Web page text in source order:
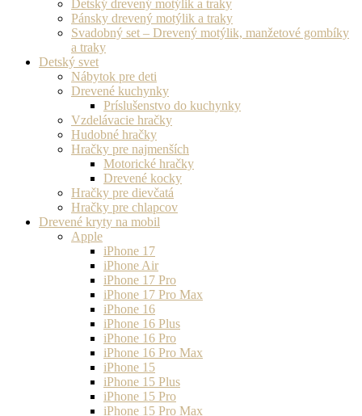
Detský drevený motýlik a traky
Pánsky drevený motýlik a traky
Svadobný set – Drevený motýlik, manžetové gombíky
a traky
Detský svet
Nábytok pre deti
Drevené kuchynky
Príslušenstvo do kuchynky
Vzdelávacie hračky
Hudobné hračky
Hračky pre najmenších
Motorické hračky
Drevené kocky
Hračky pre dievčatá
Hračky pre chlapcov
Drevené kryty na mobil
Apple
iPhone 17
iPhone Air
iPhone 17 Pro
iPhone 17 Pro Max
iPhone 16
iPhone 16 Plus
iPhone 16 Pro
iPhone 16 Pro Max
iPhone 15
iPhone 15 Plus
iPhone 15 Pro
iPhone 15 Pro Max